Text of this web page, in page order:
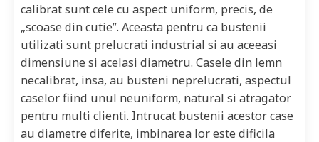
calibrat sunt cele cu aspect uniform, precis, de
„scoase din cutie”. Aceasta pentru ca bustenii
utilizati sunt prelucrati industrial si au aceeasi
dimensiune si acelasi diametru. Casele din lemn
necalibrat, insa, au busteni neprelucrati, aspectul
caselor fiind unul neuniform, natural si atragator
pentru multi clienti. Intrucat bustenii acestor case
au diametre diferite, imbinarea lor este dificila